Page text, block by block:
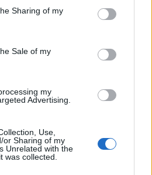
Sharing of my
Sale of my
my
Advertising.
Use,
or Sharing of my
Unrelated with the
was collected.
ιστορίες και
του ΒΟΑΚ»
θάνατοι ταράνδων δημιουργούν